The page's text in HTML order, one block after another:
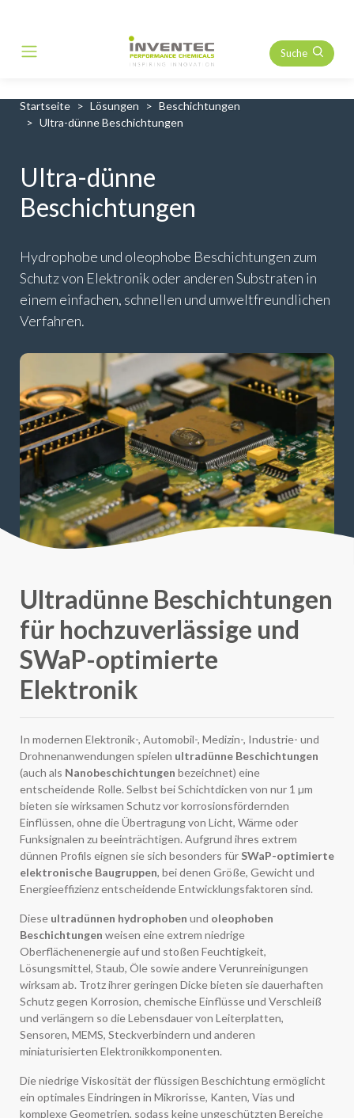
Main Navigation Suche
Startseite Lösungen
Beschichtungen
Ultra-dünne Beschichtungen
Ultra-dünne
Beschichtungen
Hydrophobe und oleophobe Beschichtungen zum
Schutz von Elektronik oder anderen Substraten in
einem einfachen, schnellen und umweltfreundlichen
Verfahren.
Ultradünne Beschichtungen
für hochzuverlässige und
SWaP-optimierte
Elektronik
In modernen Elektronik-, Automobil-, Medizin-, Industrie- und
Drohnenanwendungen spielen ultradünne Beschichtungen
(auch als Nanobeschichtungen bezeichnet) eine
entscheidende Rolle. Selbst bei Schichtdicken von nur 1 µm
bieten sie wirksamen Schutz vor korrosionsfördernden
Einflüssen, ohne die Übertragung von Licht, Wärme oder
Funksignalen zu beeinträchtigen. Aufgrund ihres extrem
dünnen Profils eignen sie sich besonders für SWaP-optimierte
elektronische Baugruppen, bei denen Größe, Gewicht und
Energieeffizienz entscheidende Entwicklungsfaktoren sind.
Diese ultradünnen hydrophoben und oleophoben
Beschichtungen weisen eine extrem niedrige
Oberflächenenergie auf und stoßen Feuchtigkeit,
Lösungsmittel, Staub, Öle sowie andere Verunreinigungen
wirksam ab. Trotz ihrer geringen Dicke bieten sie dauerhaften
Schutz gegen Korrosion, chemische Einflüsse und Verschleiß
und verlängern so die Lebensdauer von Leiterplatten,
Sensoren, MEMS, Steckverbindern und anderen
miniaturisierten Elektronikkomponenten.
Die niedrige Viskosität der flüssigen Beschichtung ermöglicht
ein optimales Eindringen in Mikrorisse, Kanten, Vias und
komplexe Geometrien, sodass keine ungeschützten Bereiche